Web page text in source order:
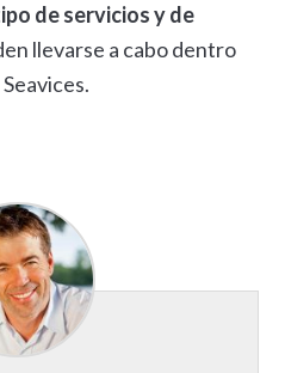
de servicios y de
llevarse a cabo dentro